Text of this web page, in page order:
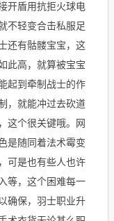
开盾用抗拒火球电
不轻变合击私服足
还有骷髅宝宝，这
此高，就算被宝宝
起到牵制战士的作
，就能冲过去砍道
这个很关键哦。网
是随同着法术霉变
可是也有些人也许
等，这个困难每一
确保，羽士职业升